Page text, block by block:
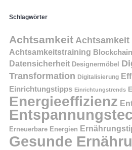
Schlagwörter
Achtsamkeit Achtsamkeit
Achtsamkeitstraining
Datensicherheit Designermöbel
Transformation Digitalisierung
Einrichtungstipps Einrichtungstrends
Energieeffizienz
Erneuerbare Energien
Gesunde